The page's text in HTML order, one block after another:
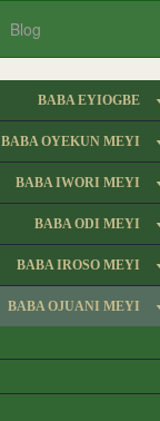
Blog
BABA EYIOGBE
BABA OYEKUN MEYI
BABA IWORI MEYI
BABA ODI MEYI
BABA IROSO MEYI
BABA OJUANI MEYI